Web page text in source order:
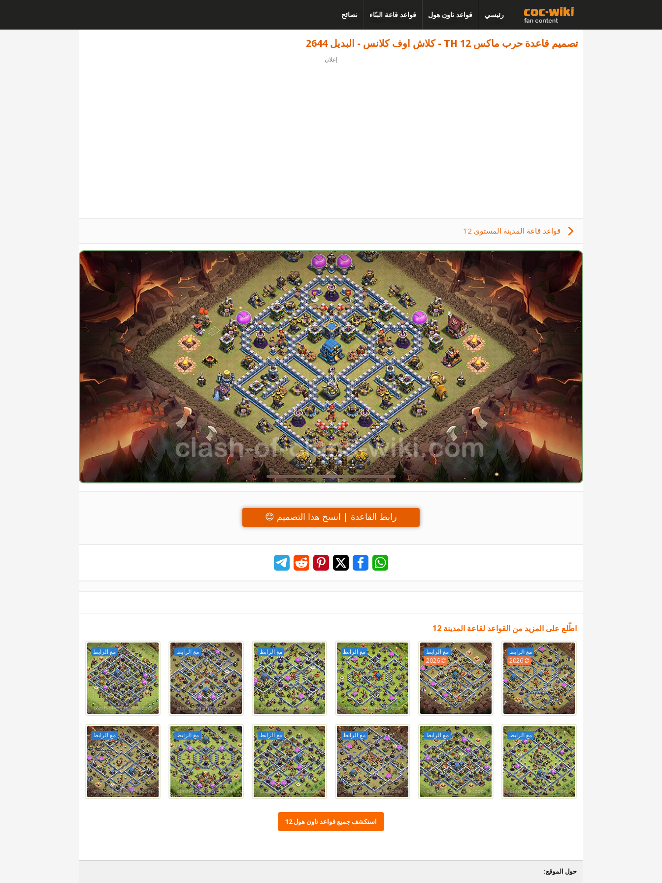
رئيسي قواعد تاون هول قواعد قاعة البنّاء نصائح
تصميم قاعدة حرب ماكس TH 12 - كلاش اوف كلانس - البديل 2644
إعلان
قواعد قاعة المدينة المستوى 12
رابط القاعدة | انسخ هذا التصميم 😊
اطّلع على المزيد من القواعد لقاعة المدينة 12
مع الرابط
2026
مع الرابط
2026
مع الرابط مع الرابط مع الرابط مع الرابط
مع الرابط مع الرابط مع الرابط مع الرابط مع الرابط مع الرابط
استكشف جميع قواعد تاون هول 12
حول الموقع: